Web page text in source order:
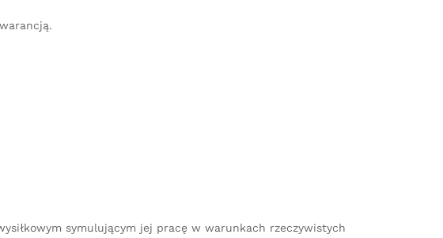
symulującym jej pracę w warunkach rzeczywistych